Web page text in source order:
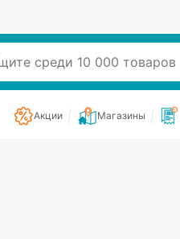
Акции Магазины